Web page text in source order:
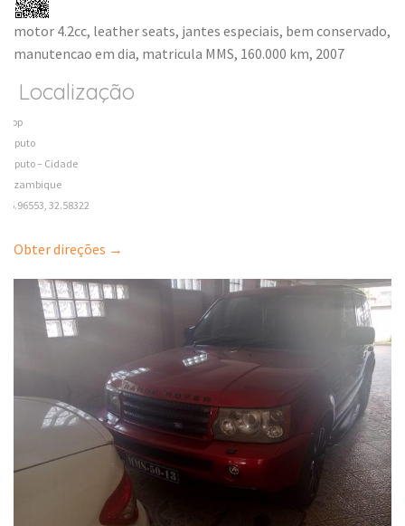
motor 4.2cc, leather seats, jantes especiais, bem conservado,
manutencao em dia, matricula MMS, 160.000 km, 2007
Localização
Coop
Maputo
Maputo – Cidade
Mozambique
-25.96553, 32.58322
Obter direções →